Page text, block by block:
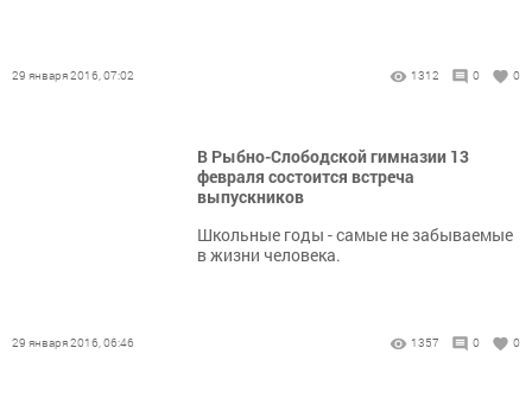
29 января 2016, 07:02 1312 0 0
В Рыбно-Слободской гимназии 13
февраля состоится встреча
выпускников
Школьные годы - самые не забываемые
в жизни человека.
29 января 2016, 06:46 1357 0 0